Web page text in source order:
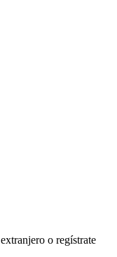
o regístrate